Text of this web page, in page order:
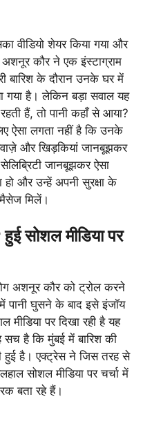
वीडियो शेयर किया गया और
कौर ने एक इंस्टाग्राम
बारिश के दौरान उनके घर में
गया है। लेकिन बड़ा सवाल यह
हैं, तो पानी कहाँ से आया?
ऐसा लगता नहीं है कि उनके
और खिड़कियां जानबूझकर
जानबूझकर ऐसा
और उन्हें अपनी सुरक्षा के
मिलें।
सोशल मीडिया पर
अशनूर कौर को ट्रोल करने
घुसने के बाद इसे इंजॉय
मीडिया पर दिखा रही है यह
है कि मुंबई में बारिश की
हुई है। एक्ट्रेस ने जिस तरह से
सोशल मीडिया पर चर्चा में
बता रहे हैं।